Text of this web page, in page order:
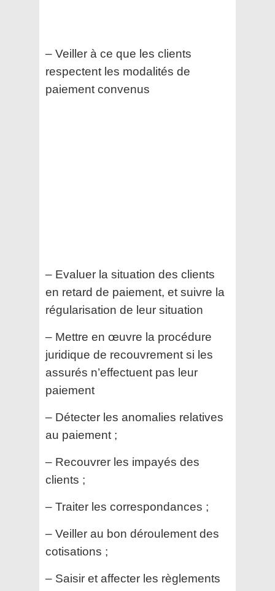
– Veiller à ce que les clients
respectent les modalités de
paiement convenus
– Evaluer la situation des clients
en retard de paiement, et suivre la
régularisation de leur situation
– Mettre en œuvre la procédure
juridique de recouvrement si les
assurés n’effectuent pas leur
paiement
– Détecter les anomalies relatives
au paiement ;
– Recouvrer les impayés des
clients ;
– Traiter les correspondances ;
– Veiller au bon déroulement des
cotisations ;
– Saisir et affecter les règlements